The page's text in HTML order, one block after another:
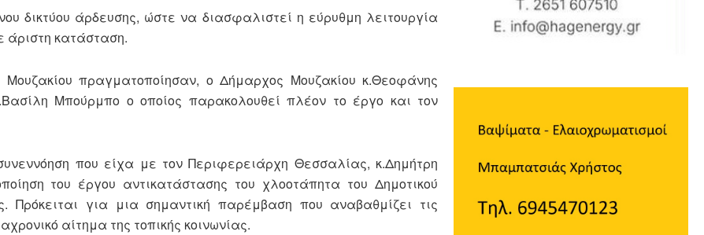
δικτύου άρδευσης, ώστε να διασφαλιστεί η εύρυθμη λειτουργία
άριστη κατάσταση.
πραγματοποίησαν, ο Δήμαρχος Μουζακίου κ.Θεοφάνης
Μπούρμπο ο οποίος παρακολουθεί πλέον το έργο και τον
που είχα με τον Περιφερειάρχη Θεσσαλίας, κ.Δημήτρη
του έργου αντικατάστασης του χλοοτάπητα του Δημοτικού
για μια σημαντική παρέμβαση που αναβαθμίζει τις
αίτημα της τοπικής κοινωνίας.